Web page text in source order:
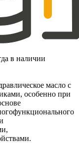
в наличии
масло с
особенно при